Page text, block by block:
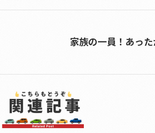
Next
家族の一員！あっ